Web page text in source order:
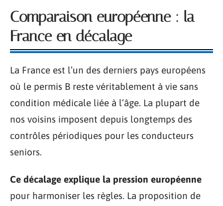
Comparaison européenne : la
France en décalage
La France est l’un des derniers pays européens
où le permis B reste véritablement à vie sans
condition médicale liée à l’âge. La plupart de
nos voisins imposent depuis longtemps des
contrôles périodiques pour les conducteurs
seniors.
Ce décalage explique la pression européenne
pour harmoniser les règles. La proposition de